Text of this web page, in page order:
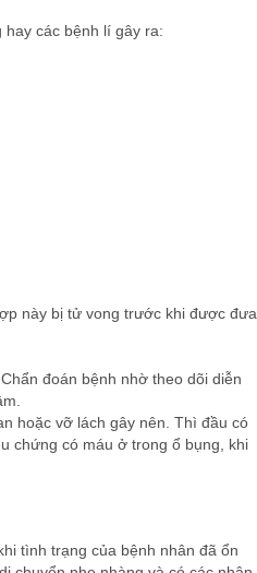
các bệnh lí gây ra:
này bị tử vong trước khi được đưa
đoán bệnh nhờ theo dõi diễn
hoặc vỡ lách gây nên. Thì đầu có
chứng có máu ở trong ổ bụng, khi
tình trạng của bệnh nhân đã ổn